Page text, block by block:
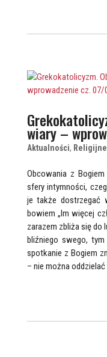
wiary –
Aktualności, Religijne
Obcowania z
sfery intymności,
je także dostrzegać
bowiem „Im więcej
zarazem zbliża się do
bliźniego swego,
spotkanie z Bogiem
– nie można